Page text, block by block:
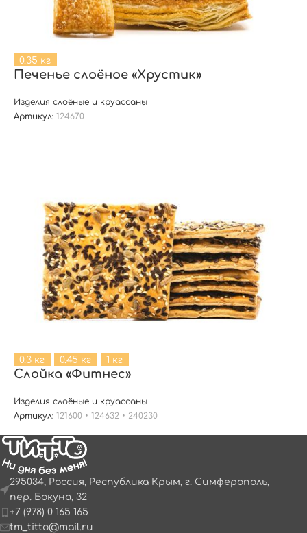
0.35 кг
Печенье слоёное «Хрустик»
Изделия слоёные и круассаны
Артикул: 124670
0.3 кг 0.45 кг 1 кг
Слойка «Фитнес»
Изделия слоёные и круассаны
Артикул: 121600 • 124632 • 240230
295034, Россия, Республика Крым, г. Симферополь,
пер. Бокуна, 32
+7 (978) 0 165 165
tm_titto@mail.ru